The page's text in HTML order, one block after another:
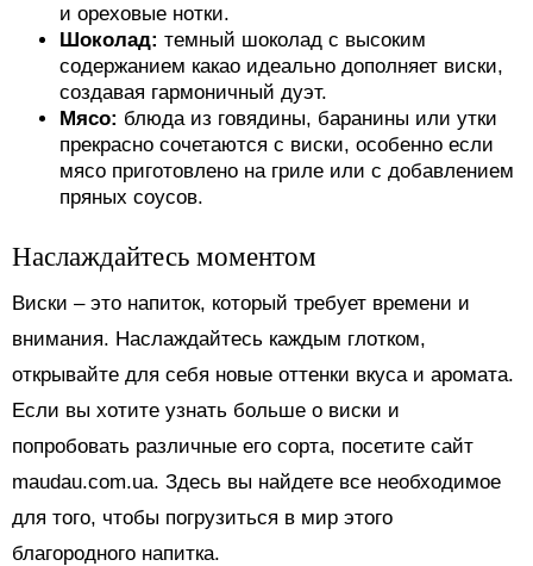
и ореховые нотки.
Шоколад: темный шоколад с высоким
содержанием какао идеально дополняет виски,
создавая гармоничный дуэт.
Мясо: блюда из говядины, баранины или утки
прекрасно сочетаются с виски, особенно если
мясо приготовлено на гриле или с добавлением
пряных соусов.
Наслаждайтесь моментом
Виски – это напиток, который требует времени и
внимания. Наслаждайтесь каждым глотком,
открывайте для себя новые оттенки вкуса и аромата.
Если вы хотите узнать больше о виски и
попробовать различные его сорта, посетите сайт
maudau.com.ua. Здесь вы найдете все необходимое
для того, чтобы погрузиться в мир этого
благородного напитка.